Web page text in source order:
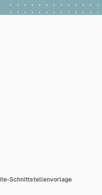
Schnittstellenvorlage